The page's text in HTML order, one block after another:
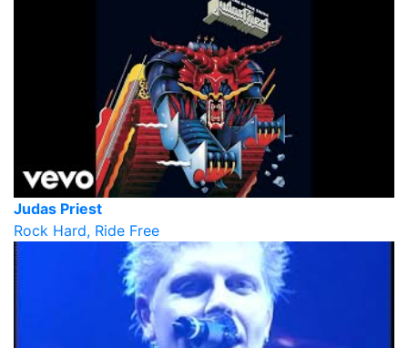
Judas Priest
Rock Hard, Ride Free